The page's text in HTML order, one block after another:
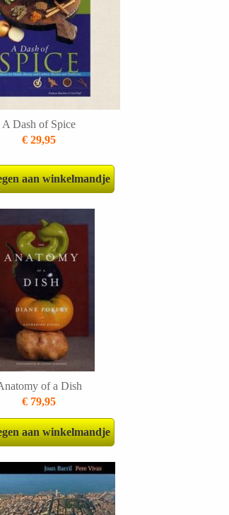
A Dash of Spice
€ 29,95
aan winkelmandje
of a Dish
€ 79,95
aan winkelmandje